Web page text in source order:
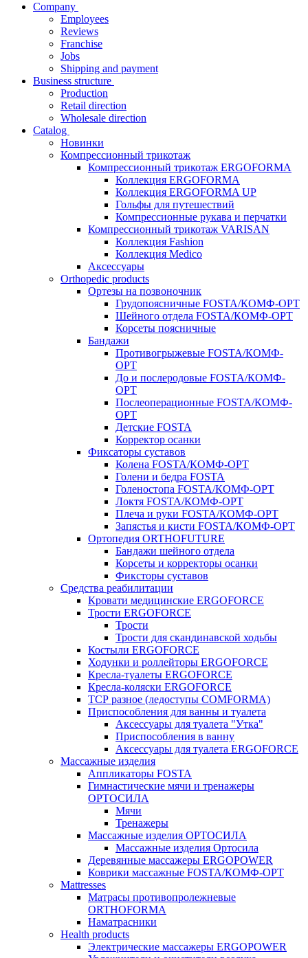
Company
Employees
Reviews
Franchise
Jobs
Shipping and payment
Business structure
Production
Retail direction
Wholesale direction
Catalog
Новинки
Компрессионный трикотаж
Компрессионный трикотаж ERGOFORMA
Коллекция ERGOFORMA
Коллекция ERGOFORMA UP
Гольфы для путешествий
Компрессионные рукава и перчатки
Компрессионный трикотаж VARISAN
Коллекция Fashion
Коллекция Medico
Аксессуары
Orthopedic products
Ортезы на позвоночник
Грудопоясничные FOSTA/КОМФ-ОРТ
Шейного отдела FOSTA/КОМФ-ОРТ
Корсеты поясничные
Бандажи
Противогрыжевые FOSTA/КОМФ-
ОРТ
До и послеродовые FOSTA/КОМФ-
ОРТ
Послеоперационные FOSTA/КОМФ-
ОРТ
Детские FOSTA
Корректор осанки
Фиксаторы суставов
Колена FOSTA/КОМФ-ОРТ
Голени и бедра FOSTA
Голеностопа FOSTA/КОМФ-ОРТ
Локтя FOSTA/КОМФ-ОРТ
Плеча и руки FOSTA/КОМФ-ОРТ
Запястья и кисти FOSTA/КОМФ-ОРТ
Ортопедия ORTHOFUTURE
Бандажи шейного отдела
Корсеты и корректоры осанки
Фиксторы суставов
Средства реабилитации
Кровати медицинские ERGOFORCE
Трости ERGOFORCE
Трости
Трости для скандинавской ходьбы
Костыли ERGOFORCE
Ходунки и роллейторы ERGOFORCE
Кресла-туалеты ERGOFORCE
Кресла-коляски ERGOFORCE
ТСР разное (ледоступы COMFORMA)
Приспособления для ванны и туалета
Аксессуары для туалета "Утка"
Приспособления в ванну
Аксессуары для туалета ERGOFORCE
Массажные изделия
Аппликаторы FOSTA
Гимнастические мячи и тренажеры
ОРТОСИЛА
Мячи
Тренажеры
Массажные изделия ОРТОСИЛА
Массажные изделия Ортосила
Деревянные массажеры ERGOPOWER
Коврики массажные FOSTA/КОМФ-ОРТ
Мattresses
Матрасы противопролежневые
ORTHOFORMA
Наматрасники
Health products
Электрические массажеры ERGOPOWER